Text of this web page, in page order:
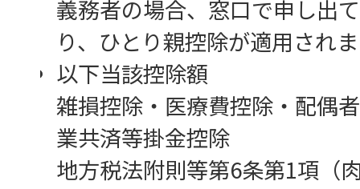
義務者の場合、窓口で申し出
り、ひとり親控除が適用され
以下当該控除額
雑損控除・医療費控除・配偶
業共済等掛金控除
地方税法附則等第6条第1項（